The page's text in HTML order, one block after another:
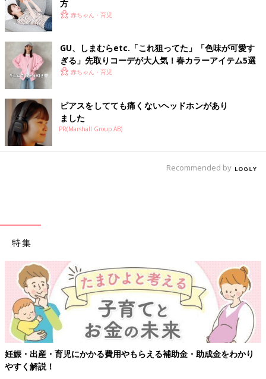
方
赤ちゃん・育児
GU、しまむらetc.「これ狙ってた」「色味が可愛す
ぎる」先取りコーデが大人気！春カラーアイテム5選
赤ちゃん・育児
ピアスをしてても痛くないヘッドホンがあり
ました
PR(Marshall Group AB)
Recommended by
特集
【ワクチン接種できるものも】妊婦の感染症対策、知っておいて